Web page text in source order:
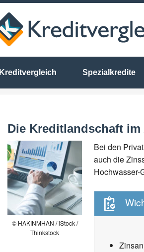
Kreditvergleich Spezialkredite
Die Kreditlandschaft im
© HAKINMHAN / iStock /
Thinkstock
Bei den
auch die
Hochwasser-